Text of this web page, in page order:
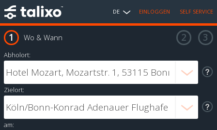
DE EINLOGGEN SELF SERVICE
Wo & Wann
Abholort:
Zielort:
am: